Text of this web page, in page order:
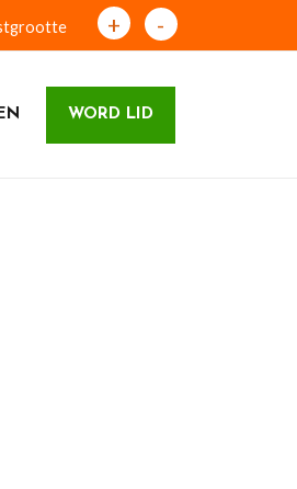
+ -
WORD LID